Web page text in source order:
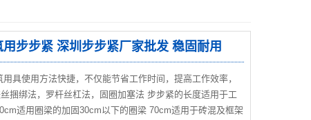
步步紧 深圳步步紧厂家批发 稳固耐用
具使用方法快捷，不仅能节省工作时间，提高工作效率，
捆绑法，罗杆丝杠法，固圈加塞法 步步紧的长度适用于工
适用圈梁的加固30cm以下的圈梁 70cm适用于砖混及框架